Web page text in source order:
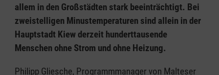
allem in den Großstädten stark beeinträchtigt. Bei
zweistelligen Minustemperaturen sind allein in der
Hauptstadt Kiew derzeit hunderttausende
Menschen ohne Strom und ohne Heizung.
Philipp Gliesche, Programmmanager von Malteser